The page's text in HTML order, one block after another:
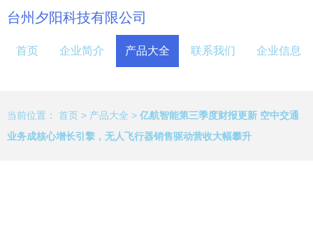
台州夕阳科技有限公司
首页 企业简介 产品大全 联系我们 企业信息
当前位置： 首页 > 产品大全 > 亿航智能第三季度财报更新 空中交通
业务成核心增长引擎，无人飞行器销售驱动营收大幅攀升